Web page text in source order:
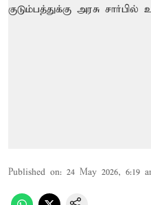
Published on: 24 May 2026, 6:19